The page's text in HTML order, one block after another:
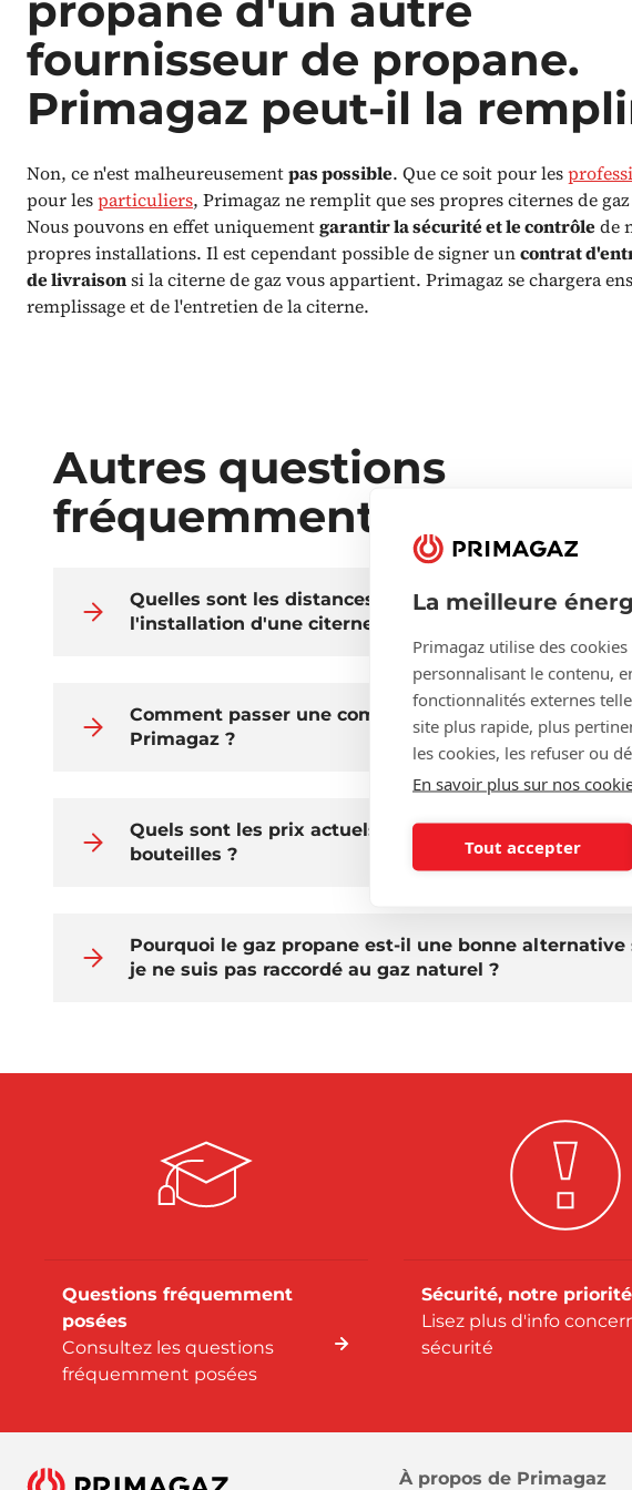
La meilleure
Primagaz utilise des
personnalisant le contenu,
fonctionnalités externes
site plus rapide, plus
les cookies, les refuser ou
En savoir plus sur nos
Tout accepter
fournisseur de propane.
Primagaz peut-il la
Non, ce n'est malheureusementpas possible. Que ce soit pour les
pour lesparticuliers, Primagaz ne remplit que ses propres citernes de
Nous pouvons en effet uniquementgarantir la sécurité et le contrôle de
propres installations. Il est cependant possible de signer uncontrat
de livraisonsi la citerne de gaz vous appartient. Primagaz se chargera
remplissage et de l'entretien de la citerne.
Autres questions
fréquemment posées
Quelles sont les distances de sécurité pour
l'installation d'une citerne de propane ?
Comment passer une commande de gaz propane chez
Primagaz ?
Quels sont les prix actuels du gaz propane et en
bouteilles ?
Pourquoi le gaz propane est-il une bonne alternative
je ne suis pas raccordé au gaz naturel ?
Questions fréquemment
posées
Consultez les questions
fréquemment posées
Sécurité, notre priorité
Lisez plus d'info
sécurité
À propos de Primagaz